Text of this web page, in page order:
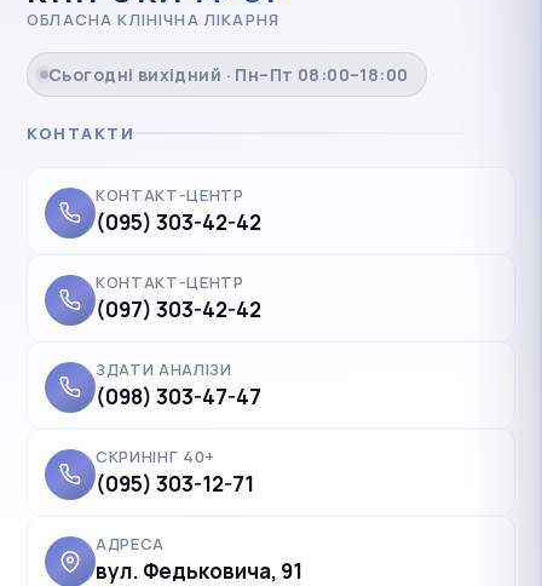
ОБЛАСНА КЛІНІЧНА ЛІКАРНЯ
Сьогодні вихідний · Пн–Пт 08:00–18:00
КОНТАКТИ
КОНТАКТ-ЦЕНТР
(095) 303-42-42
КОНТАКТ-ЦЕНТР
(097) 303-42-42
ЗДАТИ АНАЛІЗИ
(098) 303-47-47
СКРИНІНГ 40+
(095) 303-12-71
АДРЕСА
вул. Федьковича, 91